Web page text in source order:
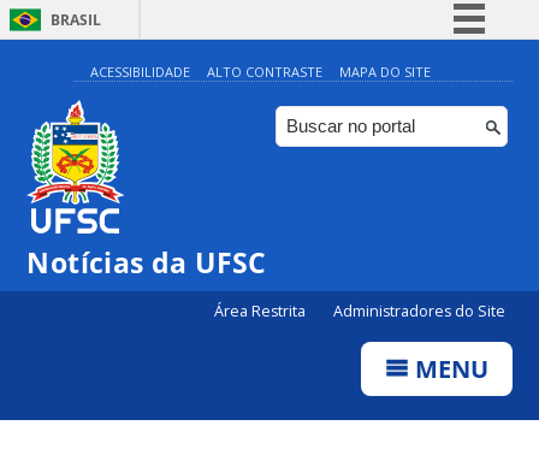
BRASIL
Simplifique!
Comunica BR
Participe
ACESSIBILIDADE ALTO CONTRASTE MAPA DO SITE
Notícias da UFSC
Área Restrita Administradores do Site
MENU